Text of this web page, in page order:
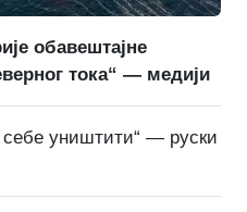
обавештајне
тока“ — медији
себе уништити“ — руски